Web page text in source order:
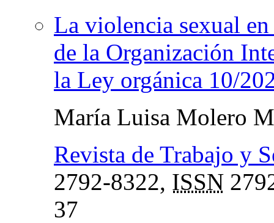
La violencia sexual
de la Organización
la Ley orgánica 10/
María Luisa Molero
Revista de Trabajo y
2792-8322, ISSN
37